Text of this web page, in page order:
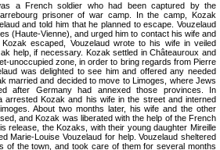
a French soldier who had been captured by the
prisoner of war camp. In the camp, Kozak
and told him that he planned to escape. Vouzelaud
(Haute-Vienne), and urged him to contact his wife and
escaped, Vouzelaud wrote to his wife in veiled
help, if necessary. Kozak settled in Châteauroux and
unoccupied zone, in order to bring regards from Pierre
was delighted to see him and offered any needed
married and decided to move to Limoges, where Jews
after Germany had annexed those provinces. In
arrested Kozak and his wife in the street and interned
About two months later, his wife and the other
and Kozak was liberated with the help of the French
release, the Kozaks, with their young daughter Mireille
Marie-Louise Vouzelaud for help. Vouzelaud sheltered
of the town, and took care of them for several months